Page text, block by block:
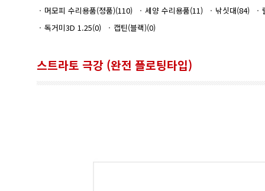
머모피 수리용품(정품)(110) 세양 수리용품(11) 낚싯대(84)
독거미3D 1.25(0)
캡틴(블랙)(0)
스트라토 극강 (완전 플로팅타입)